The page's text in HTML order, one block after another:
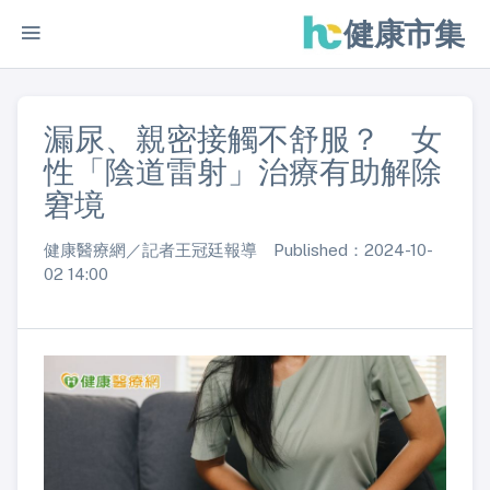
健康市集
漏尿、親密接觸不舒服？ 女
性「陰道雷射」治療有助解除
窘境
健康醫療網／記者王冠廷報導 Published：2024-10-
02 14:00